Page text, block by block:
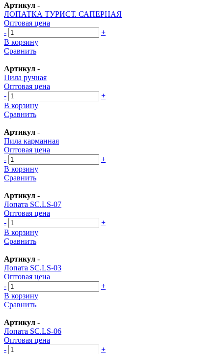
Артикул -
ЛОПАТКА ТУРИСТ. САПЕРНАЯ
Оптовая цена
-
+
В корзину
Сравнить
Артикул -
Пила ручная
Оптовая цена
-
+
В корзину
Сравнить
Артикул -
Пила карманная
Оптовая цена
-
+
В корзину
Сравнить
Артикул -
Лопата SC.LS-07
Оптовая цена
-
+
В корзину
Сравнить
Артикул -
Лопата SC.LS-03
Оптовая цена
-
+
В корзину
Сравнить
Артикул -
Лопата SC.LS-06
Оптовая цена
-
+